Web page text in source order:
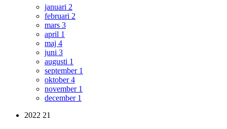
januari 2
februari 2
mars 3
april 1
maj 4
juni 3
augusti 1
september 1
oktober4
november 1
december 1
2022 21